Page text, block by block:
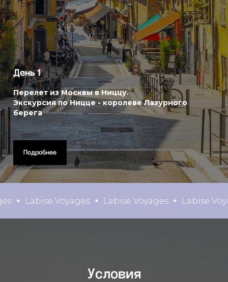
День 1
Перелет из Москвы в Ниццу.
Экскурсия по Ницце - королеве Лазурного
берега
Подробнее
Labise Voyages Labise Voyages
Условия